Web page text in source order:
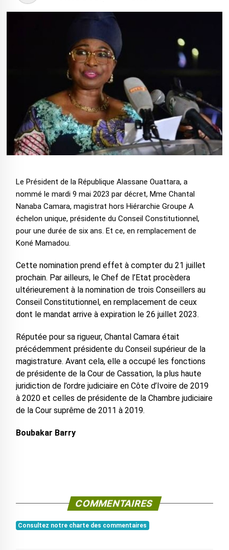
Le Président de la République Alassane Ouattara, a
nommé le mardi 9 mai 2023 par décret, Mme Chantal
Nanaba Camara, magistrat hors Hiérarchie Groupe A
échelon unique, présidente du Conseil Constitutionnel,
pour une durée de six ans. Et ce, en remplacement de
Koné Mamadou.
Cette nomination prend effet à compter du 21 juillet
prochain. Par ailleurs, le Chef de l’Etat procèdera
ultérieurement à la nomination de trois Conseillers au
Conseil Constitutionnel, en remplacement de ceux
dont le mandat arrive à expiration le 26 juillet 2023.
Réputée pour sa rigueur, Chantal Camara était
précédemment présidente du Conseil supérieur de la
magistrature. Avant cela, elle a occupé les fonctions
de présidente de la Cour de Cassation, la plus haute
juridiction de l’ordre judiciaire en Côte d’Ivoire de 2019
à 2020 et celles de présidente de la Chambre judiciaire
de la Cour suprême de 2011 à 2019.
Boubakar Barry
COMMENTAIRES
Consultez notre charte des commentaires